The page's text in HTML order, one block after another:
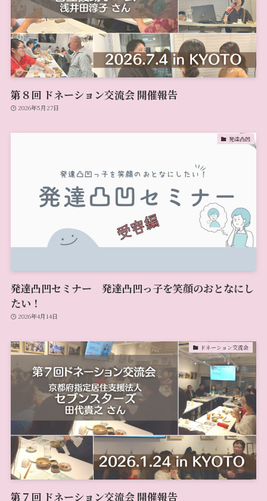
第８回 ドネーション交流会 開催報告
2026年5月27日
発達凸凹
発達凸凹セミナー 発達凸凹っ子を笑顔のおとなにし
たい！
2026年4月14日
ドネーション交流会
第７回 ドネーション交流会 開催報告